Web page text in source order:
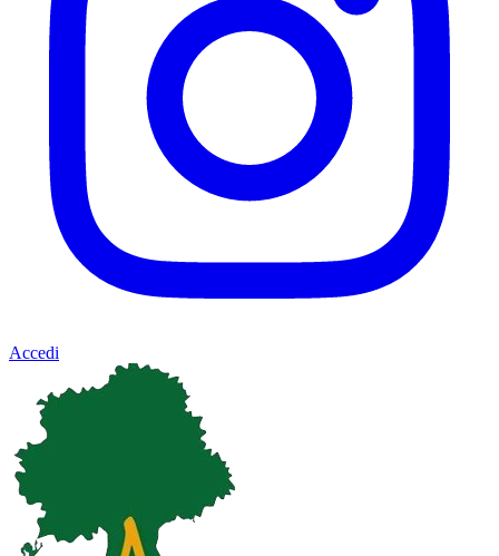
Accedi